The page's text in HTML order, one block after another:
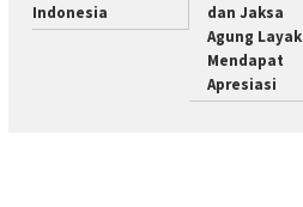
Indonesia
dan Jaksa
Agung Layak
Mendapat
Apresiasi